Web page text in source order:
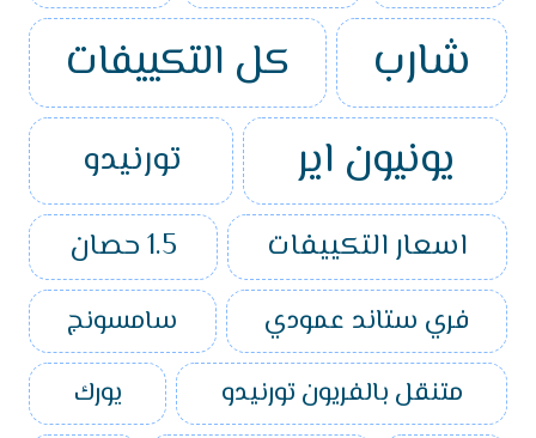
شارب
كل التكييفات
يونيون اير
تورنيدو
اسعار التكييفات 1.5 حصان
فري ستاند عمودي
سامسونج
متنقل بالفريون تورنيدو
يورك